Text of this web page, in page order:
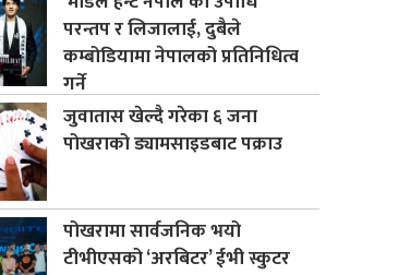
परन्तप र लिजालाई, दुबैले
कम्बोडियामा नेपालको प्रतिनिधित्व
गर्ने
जुवातास खेल्दै गरेका ६ जना
पोखराको ड्यामसाइडबाट पक्राउ
पोखरामा सार्वजनिक भयो
टीभीएसको ‘अरबिटर’ ईभी स्कुटर